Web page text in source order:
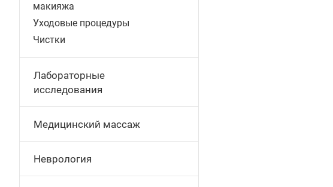
макияжа
Уходовые процедуры
Чистки
Лабораторные
исследования
Медицинский массаж
Неврология